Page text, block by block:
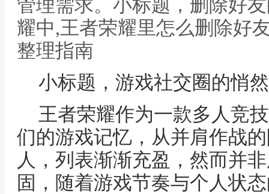
管理需求。小标题，删除好
耀中,王者荣耀里怎么删除好
整理指南
小标题，游戏社交圈的悄
王者荣耀作为一款多人竞
们的游戏记忆，从并肩作战
人，列表渐渐充盈，然而并
固，随着游戏节奏与个人状